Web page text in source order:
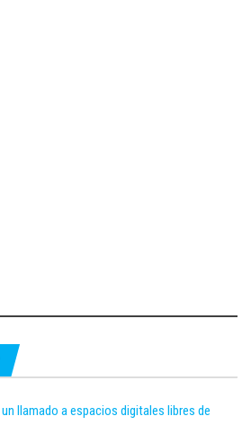
llamado a espacios digitales libres de